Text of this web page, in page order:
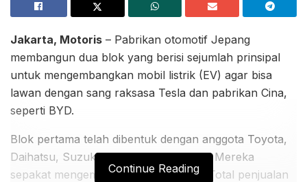
Jakarta, Motoris – Pabrikan otomotif Jepang
membangun dua blok yang berisi sejumlah prinsipal
untuk mengembangkan mobil listrik (EV) agar bisa
lawan dengan sang raksasa Tesla dan pabrikan Cina,
seperti BYD.
Blok pertama telah dibentuk dengan anggota Toyota,
Daihatsu, Suzuki, Subaru, dan Mazda. Mereka
sepakat mengembangkan EV bareng. Total penjualan
Continue Reading